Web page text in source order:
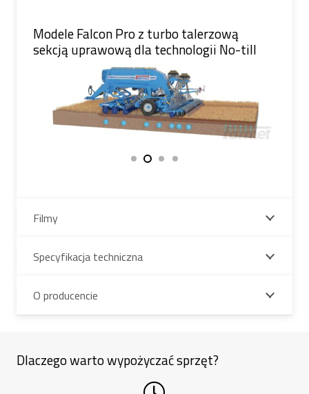
Modele Falcon Pro z turbo talerzową
sekcją uprawową dla technologii No-till
Filmy
Specyfikacja techniczna
O producencie
Dlaczego warto wypożyczać sprzęt?